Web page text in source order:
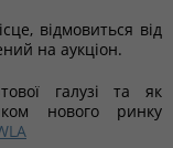
відмовиться від
на аукціон.
галузі та як
нового ринку